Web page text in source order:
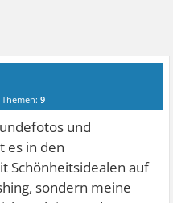
Themen:9
und
es in den
Schönheitsidealen auf
sondern meine